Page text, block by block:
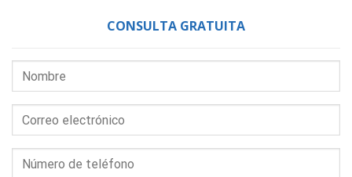
CONSULTA GRATUITA